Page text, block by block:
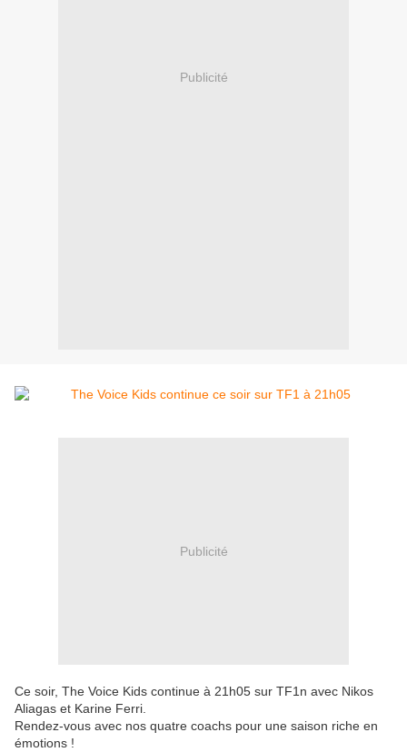
Publicité
Publicité
Ce soir, The Voice Kids continue à 21h05 sur TF1n avec Nikos
Aliagas et Karine Ferri.
Rendez-vous avec nos quatre coachs pour une saison riche en
émotions !